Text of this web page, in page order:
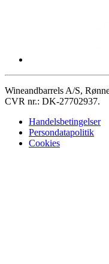
Wineandbarrels A/S,
CVR nr.: DK-27702937.
Handelsbetingelser
Persondatapolitik
Cookies